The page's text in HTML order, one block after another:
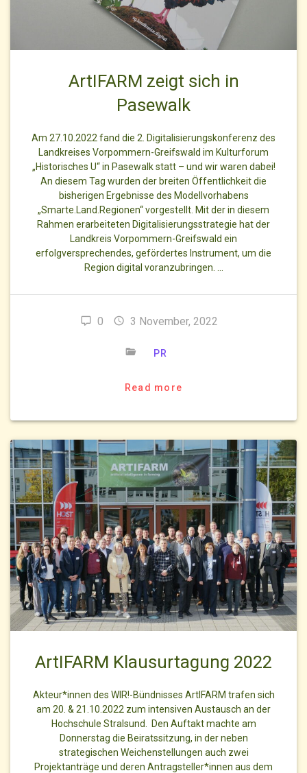
ArtIFARM zeigt sich in
Pasewalk
Am 27.10.2022 fand die 2. Digitalisierungskonferenz des
Landkreises Vorpommern-Greifswald im Kulturforum
„Historisches U“ in Pasewalk statt – und wir waren dabei!
An diesem Tag wurden der breiten Öffentlichkeit die
bisherigen Ergebnisse des Modellvorhabens
„Smarte.Land.Regionen“ vorgestellt. Mit der in diesem
Rahmen erarbeiteten Digitalisierungsstrategie hat der
Landkreis Vorpommern-Greifswald ein
erfolgversprechendes, gefördertes Instrument, um die
Region digital voranzubringen. …
0 3 November, 2022
PR
Read more
ArtIFARM Klausurtagung 2022
Akteur*innen des WIR!-Bündnisses ArtIFARM trafen sich
am 20. & 21.10.2022 zum intensiven Austausch an der
Hochschule Stralsund. Den Auftakt machte am
Donnerstag die Beiratssitzung, in der neben
strategischen Weichenstellungen auch zwei
Projektanträge und deren Antragsteller*innen aus dem